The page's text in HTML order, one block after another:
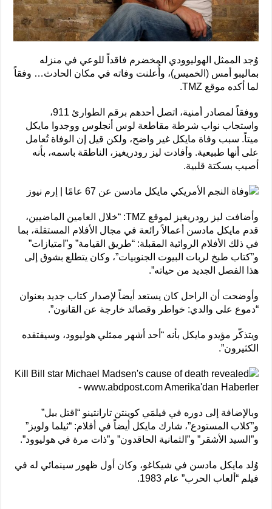
وُجد الممثل الهوليوودي المخضرم فاقداً للوعي في منزله
بماليبو أمس (الخميس)، وأُعلنت وفاته في مكان الحادث… وفقاً
لما أكده موقع TMZ.
ووفقاً لمصادر أمنية، اتصل أحدهم برقم الطوارئ 911،
واستجاب نواب شرطة مقاطعة لوس أنجلوس ووجدوا مايكل
ميتاً. سبب وفاة مايكل غير واضح، ولكن قيل إن الوفاة تُعامل
على أنها طبيعية. وأفادت ليز رودريغيز، الناطقة باسمه، بأنه
أصيب بسكتة قلبية.
وأضافت ليز رودريغيز لموقع TMZ: “خلال العامين الماضيين،
قدم مايكل مادسن أعمالاً رائعة في مجال الأفلام المستقلة، بما
في ذلك الأفلام الروائية المقبلة: “طريق القيامة” و”امتيازات”
و”كتاب طبخ لربات البيوت الجنوبيات”، وكان يتطلع بشوق إلى
هذا الفصل الجديد من حياته”.
وأوضحت أن الراحل كان يستعد أيضاً لإصدار كتاب جديد بعنوان
“دموع على والدي: خواطر وقصائد خارجة عن القانون”.
ويتذكّر مؤيدو مايكل بأنه “أحد أشهر ممثلي هوليوود، وسيفتقده
الكثيرون”.
وبالإضافة إلى دوره في فيلمَي كوينتن تارانتينو “اقتل بيل”
و”كلاب المستودع”، شارك مايكل أيضاً في أفلام: “ثيلما ولويز”
و”السيد الأشقر” و”الثمانية الحاقدون” و”ذات مرة في هوليوود”.
وُلد مايكل مادسن في شيكاغو، وكان أول ظهور سينمائي له في
فيلم “ألعاب الحرب” عام 1983.